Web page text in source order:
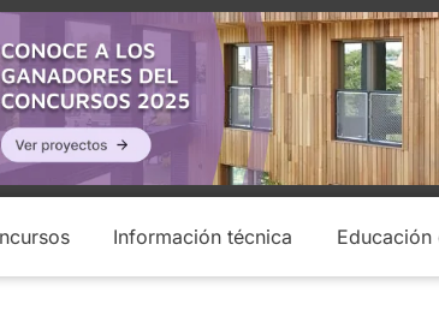
Información técnica Educación